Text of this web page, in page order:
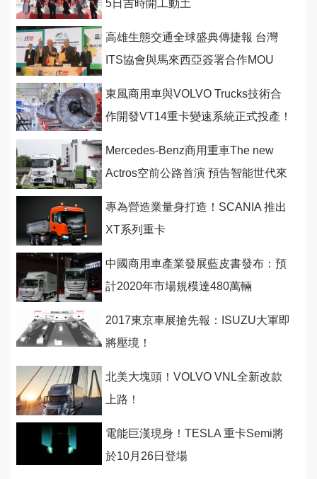
5日吉時開工動土
高雄生態交通全球盛典傳捷報 台灣
ITS協會與馬來西亞簽署合作MOU
東風商用車與VOLVO Trucks技術合
作開發VT14重卡變速系統正式投產！
Mercedes-Benz商用重車The new
Actros空前公路首演 預告智能世代來
專為營造業量身打造！SCANIA 推出
XT系列重卡
中國商用車產業發展藍皮書發布：預
計2020年市場規模達480萬輛
2017東京車展搶先報：ISUZU大軍即
將壓境！
北美大塊頭！VOLVO VNL全新改款
上路！
電能巨漢現身！TESLA 重卡Semi將
於10月26日登場